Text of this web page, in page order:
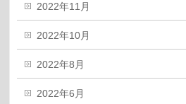
2022年11月
2022年10月
2022年8月
2022年6月